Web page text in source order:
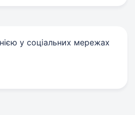
у соціальних мережах
link